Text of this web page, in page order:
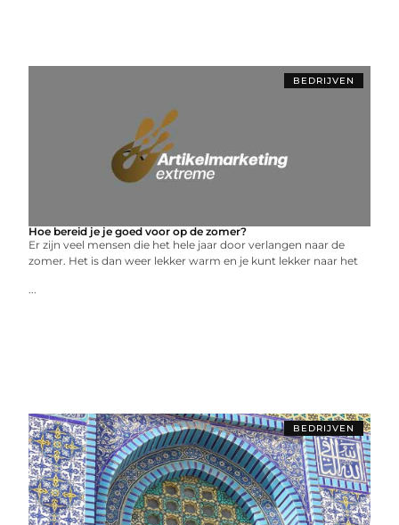
BEDRIJVEN
Hoe bereid je je goed voor op de zomer?
Er zijn veel mensen die het hele jaar door verlangen naar de
zomer. Het is dan weer lekker warm en je kunt lekker naar het
...
BEDRIJVEN